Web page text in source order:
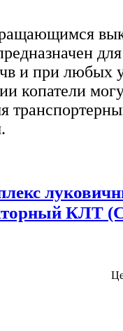
и при любых
копатели
КЛТ